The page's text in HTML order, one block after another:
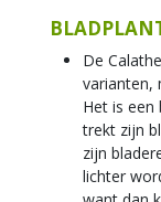
De
varianten,
Het is
trekt zijn
zijn
lichter